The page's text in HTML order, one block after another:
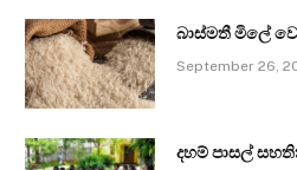
බාස්මතී මිලේ
September 26,
දහම් පාසල්